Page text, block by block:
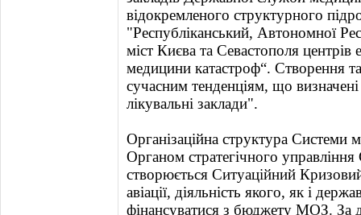
відокремленого структурного
"Республіканський, Автономної
міст Києва та Севастополя
медицини катастроф“. Створення
сучасним тенденціям, що
лікувальні заклади".
Організаційна структура Системи
Органом стратегічного
створюється Ситуаційний Кризовий
авіації, діяльність якого, як і
фінансуватися з бюджету МОЗ. За